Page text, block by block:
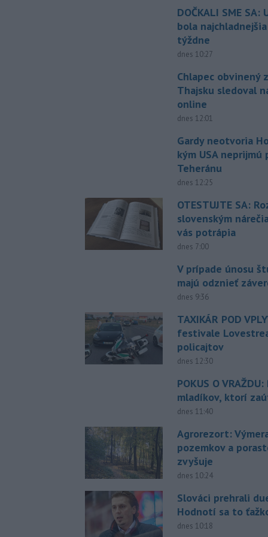
DOČKALI SME SA:
bola
týždne
dnes 10:27
Chlapec obvinený
Thajsku sledoval
online
dnes 12:01
Gardy neotvoria
kým USA neprijmú
Teheránu
dnes 12:25
OTESTUJTE SA:
slovenským
vás potrápia
dnes 7:00
V prípade únosu
majú odznieť
dnes 9:36
TAXIKÁR POD
festivale
policajtov
dnes 12:30
POKUS O
mladíkov, ktorí
dnes 11:40
Agrorezort:
pozemkov a
zvyšuje
dnes 10:24
Slováci prehrali
Hodnotí sa to
dnes 10:18